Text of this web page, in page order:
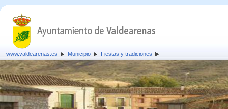
www.valdearenas.es Municipio Fiestas y tradiciones